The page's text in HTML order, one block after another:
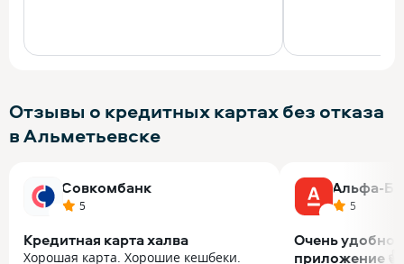
Отзывы о кредитных картах без отказа
в Альметьевске
Совкомбанк
5
Кредитная карта халва
Хорошая карта. Хорошие кешбеки.
Альфа-
5
Очень
приложение 👍